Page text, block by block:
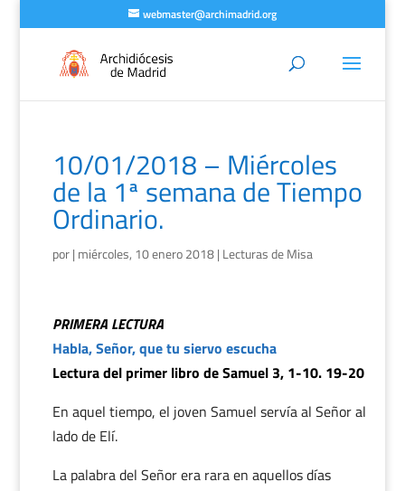
webmaster@archimadrid.org
10/01/2018 – Miércoles
de la 1ª semana de Tiempo
Ordinario.
por| miércoles, 10 enero 2018| Lecturas de Misa
PRIMERA LECTURA
Habla, Señor, que tu siervo escucha
Lectura del primer libro de Samuel 3, 1-10. 19-20
En aquel tiempo, el joven Samuel servía al Señor al
lado de Elí.
La palabra del Señor era rara en aquellos días